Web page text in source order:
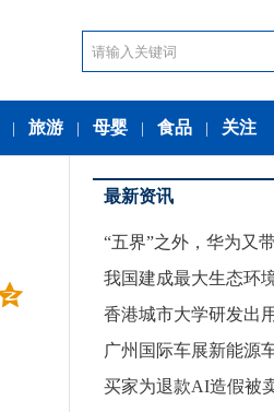
旅游 母婴 食品 关注
最新资讯
“五界”之外，华为又
我国建成最大生态环
环保
香港城市大学研发出
的集
广州国际车展新能源
能源
买家为退款AI造假被